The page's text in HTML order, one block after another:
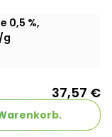
0,5 %,
g
37,57 €